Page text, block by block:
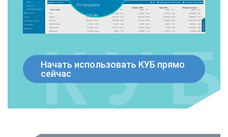
Начать использовать КУБ прямо
сейчас